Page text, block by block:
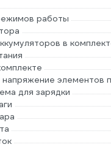
работы
в
элементов
для зарядки